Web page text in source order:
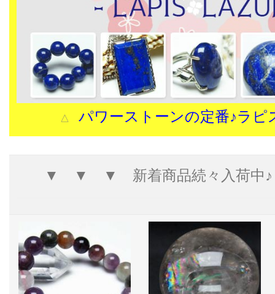
△ パワーストーンの定番♪ラピ
▼ ▼ ▼ 新着商品続々入